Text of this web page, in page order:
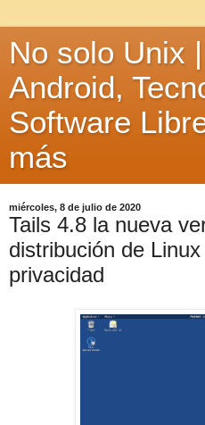
No solo Unix
Android,
Software
más
miércoles, 8 de julio de 2020
Tails 4.8 la nueva
distribución de
privacidad